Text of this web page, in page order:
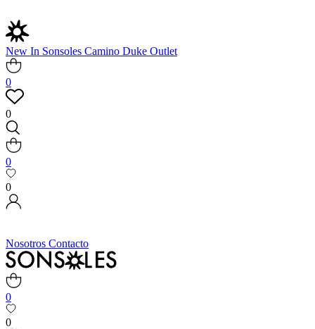
New In Sonsoles Camino Duke Outlet
0
0
0
0
Nosotros Contacto
0
0